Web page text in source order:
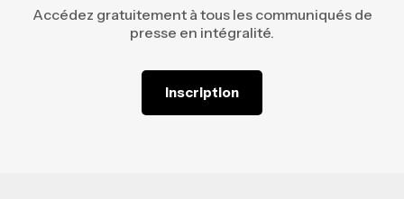
Accédez gratuitement à tous les communiqués de
presse en intégralité.
Inscription